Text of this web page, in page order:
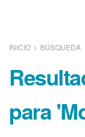
INICIO BÚSQUEDA
para